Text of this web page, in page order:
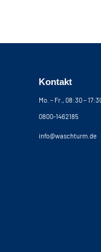
Kontakt
Mo. – Fr., 08:30 –
0800-1462185
info@waschturm.de